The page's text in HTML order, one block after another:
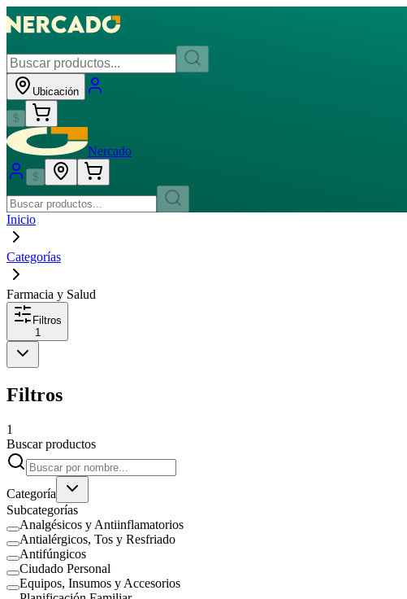
Ubicación
$
Nercado
$
Inicio
Categorías
Farmacia y Salud
Filtros
1
Filtros
1
Buscar productos
Categoría
Subcategorías
Analgésicos y Antiinflamatorios
Antialérgicos, Tos y Resfriado
Antifúngicos
Ciudado Personal
Equipos, Insumos y Accesorios